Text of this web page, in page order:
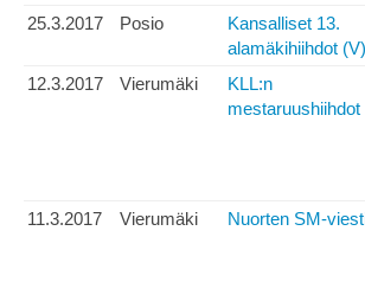
25.3.2017 Posio
Kansalliset 13.
alamäkihiihdot (V)
12.3.2017 Vierumäki
KLL:n
mestaruushiihdot
11.3.2017 Vierumäki Nuorten SM-